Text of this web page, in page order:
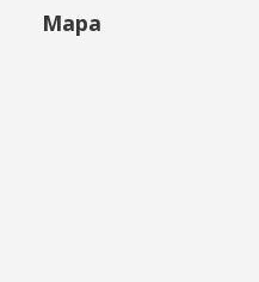
Mapa